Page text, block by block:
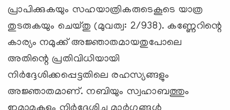
പ്രാപിക്കുകയും സഹയാത്രികരുടെകൂടെ യാത്ര
തുടരുകയും ചെയ്തു (മുവത്വ: 2/938). കണ്ണേറിന്റെ
കാര്യം നമുക്ക് അജ്ഞാതമായതുപോലെ
അതിന്റെ പ്രതിവിധിയായി
നിര്‍ദ്ദേശിക്കപ്പെട്ടതിലെ രഹസ്യങ്ങളും
അജ്ഞാതമാണ്. നബിയും സ്വഹാബത്തും